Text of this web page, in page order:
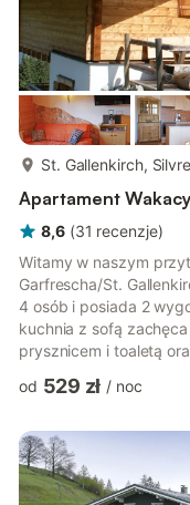
St. Gallenkirch,
Apartament
8,6 (31 recenzje)
Witamy w naszym
Garfrescha/St.
4 osób i posiada 2
kuchnia z sofą
prysznicem i toaletą
metrów w górach, w
turystycznych i
aktywny wypoczynek.
staw, który tworzy
od 529 zł / noc